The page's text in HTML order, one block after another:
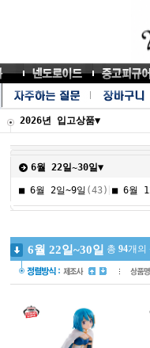
2026년 입고상품▼
6월 22일~30일▼
■ 6월 2일~9일 (43) ■ 6월
6월 22일~30일 총 94개의